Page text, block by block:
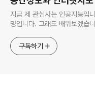
지금 제 관심사는 인공지능입
명입니다. 그래도 배워보겠습
구독하기